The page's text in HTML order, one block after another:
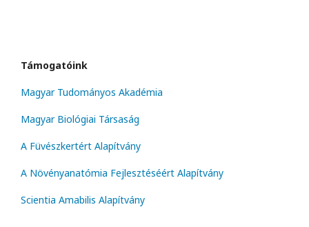
Támogatóink
Magyar Tudományos Akadémia
Magyar Biológiai Társaság
A Füvészkertért Alapítvány
A Növényanatómia Fejlesztéséért Alapítvány
Scientia Amabilis Alapítvány